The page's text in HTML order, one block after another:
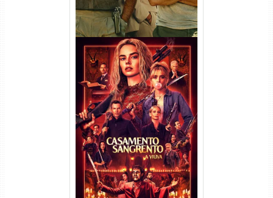
Casamento Sangrento: A
Viúva Torrent (2026) WEB-DL
720p/1080p/4K Dual Áudio